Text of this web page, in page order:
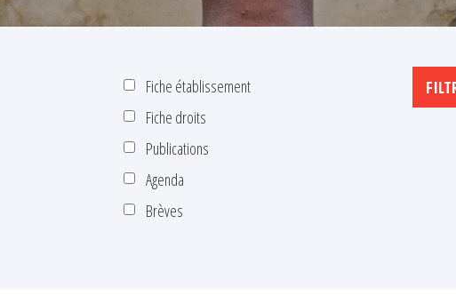
Fiche établissement
Fiche droits
Publications
Agenda
Brèves